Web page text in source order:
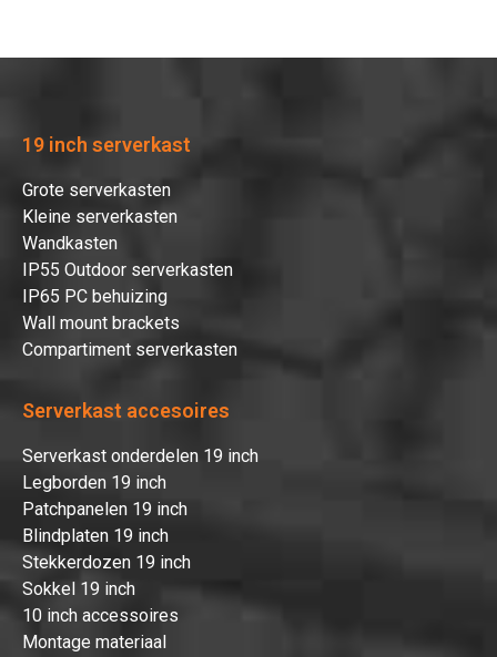
19 inch serverkast
Grote serverkasten
Kleine serverkasten
Wandkasten
IP55 Outdoor serverkasten
IP65 PC behuizing
Wall mount brackets
Compartiment serverkasten
Serverkast accesoires
Serverkast onderdelen 19 inch
Legborden 19 inch
Patchpanelen 19 inch
Blindplaten 19 inch
Stekkerdozen 19 inch
Sokkel 19 inch
10 inch accessoires
Montage materiaal